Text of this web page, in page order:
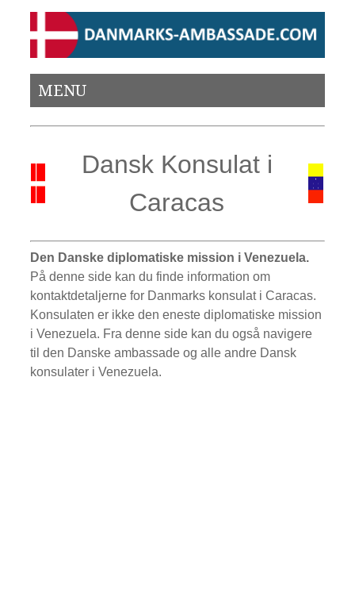
MENU
Dansk Konsulat i
Caracas
Den Danske diplomatiske mission i Venezuela.
På denne side kan du finde information om
kontaktdetaljerne for Danmarks konsulat i Caracas.
Konsulaten er ikke den eneste diplomatiske mission
i Venezuela. Fra denne side kan du også navigere
til den Danske ambassade og alle andre Dansk
konsulater i Venezuela.